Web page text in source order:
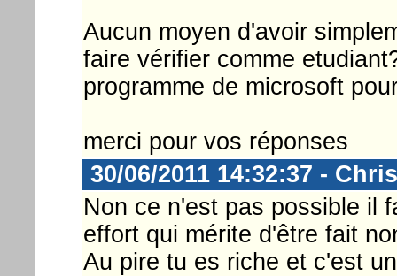
Aucun moyen d'avoir
faire vérifier comme
programme de microsoft
merci pour vos réponses
30/06/2011 14:32:37 -
Non ce n'est pas possible il
effort qui mérite d'être fait
Au pire tu es riche et c'est